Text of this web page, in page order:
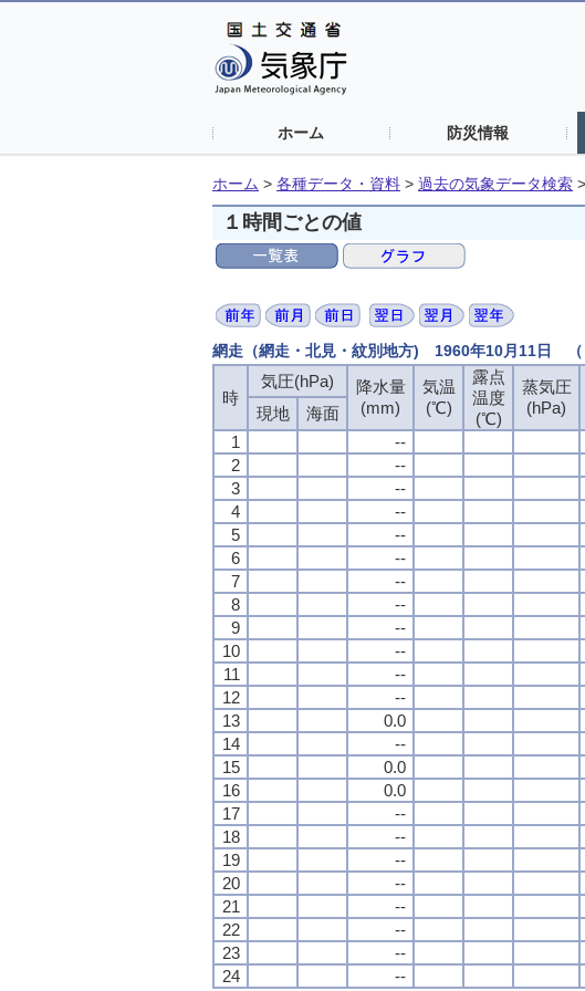
ホーム 防災情報
ホーム > 各種データ・資料 > 過去の気象データ検索 >
１時間ごとの値
網走（網走・北見・紋別地方) 1960年10月11日 （
時
気圧(hPa)
降水量
(mm)
気温
(℃)
露点
温度
(℃)
蒸気圧
(hPa)
現地 海面
1
--
2
--
3
--
4
--
5
--
6
--
7
--
8
--
9
--
10
--
11
--
12
--
13
0.0
14
--
15
0.0
16
0.0
17
--
18
--
19
--
20
--
21
--
22
--
23
--
24
--